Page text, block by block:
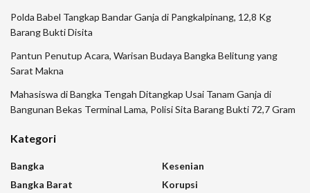
Polda Babel Tangkap Bandar Ganja di Pangkalpinang, 12,8 Kg
Barang Bukti Disita
Pantun Penutup Acara, Warisan Budaya Bangka Belitung yang
Sarat Makna
Mahasiswa di Bangka Tengah Ditangkap Usai Tanam Ganja di
Bangunan Bekas Terminal Lama, Polisi Sita Barang Bukti 72,7 Gram
Kategori
Bangka
Bangka Barat
Kesenian
Korupsi